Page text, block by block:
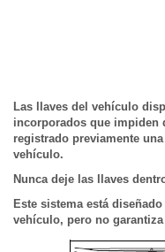
Las llaves del vehículo
incorporados que impiden
registrado previamente
vehículo.
Nunca deje las llaves
Este sistema está
vehículo, pero no